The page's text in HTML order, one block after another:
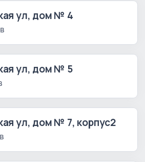
ул, дом № 4
ул, дом № 5
ул, дом № 7, корпус2